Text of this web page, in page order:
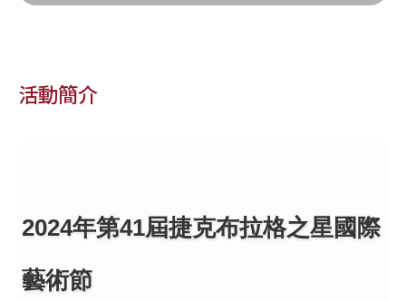
活動簡介
2024年第41屆捷克布拉格之星國際
藝術節